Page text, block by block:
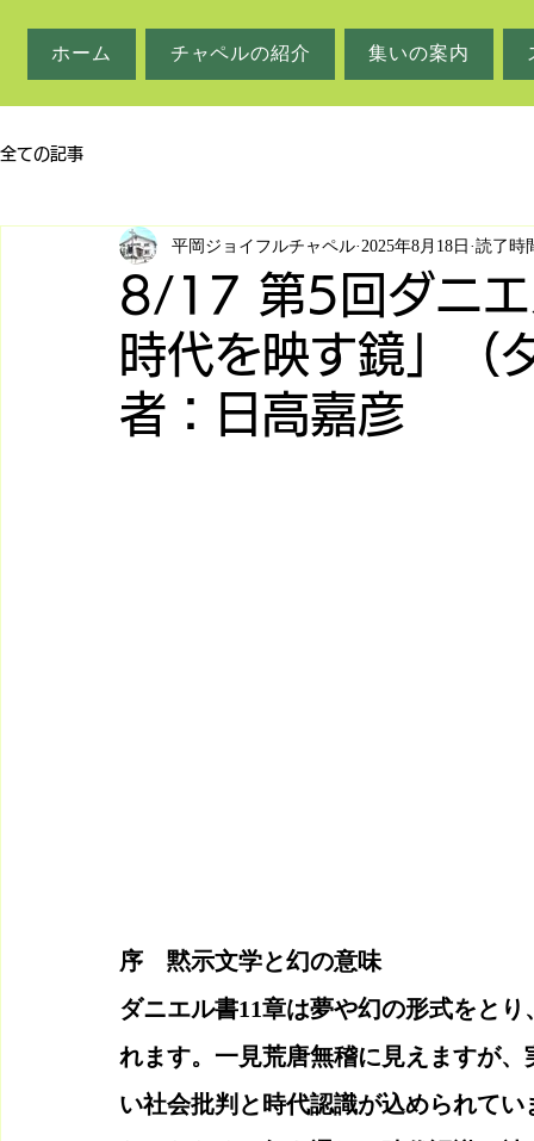
ホーム チャペルの紹介 集いの案内
全ての記事
8/17 第5回ダニエ
時代を映す鏡」（
者：日高嘉彦
平岡ジョイフルチャペル 2025年8月18日 読了時
序　黙示文学と幻の意味
ダニエル書11章は夢や幻の形式をと
れます。一見荒唐無稽に見えますが
い社会批判と時代認識が込められて